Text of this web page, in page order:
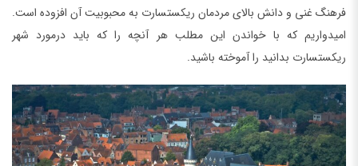
فرهنگ غنی و دانش بالای مردمان ریکستسارت به محبوبیت آن افزوده است.
امیدواریم که با خواندن این مطلب هر آنچه را که باید درمورد شهر
ریکستسارت بدانید را آموخته باشید.